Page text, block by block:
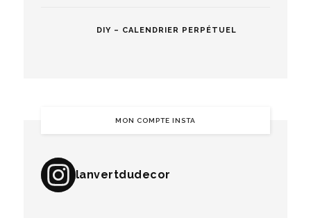
DIY – CALENDRIER PERPÉTUEL
MON COMPTE INSTA
lanvertdudecor